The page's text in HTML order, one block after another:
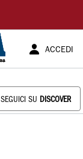
ACCEDI
SEGUICI SU DISCOVER